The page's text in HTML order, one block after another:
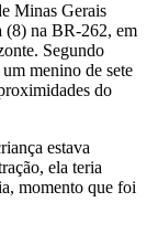
Minas Gerais
(8) na BR-262, em
Segundo
menino de sete
do
estava
ela teria
momento que foi